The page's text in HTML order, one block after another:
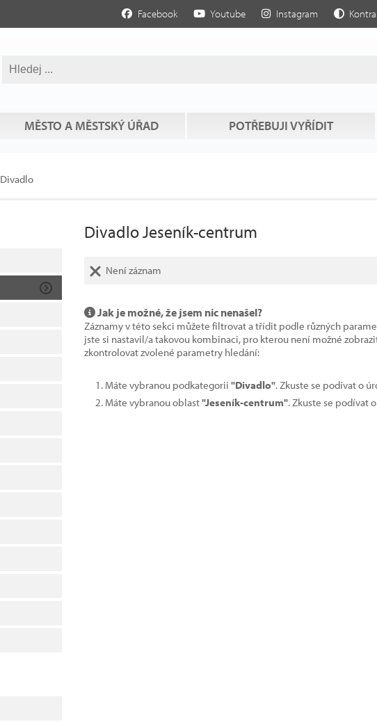
Facebook Youtube Instagram
MĚSTO A MĚSTSKÝ ÚŘAD POTŘEBUJI VYŘÍDIT
Divadlo
Divadlo Jeseník-centrum
Není záznam
Jak je možné, že jsem nic nenašel?
Záznamy v této sekci můžete filtrovat a třídit podle různých
jste si nastavil/a takovou kombinaci, pro kterou není možné
zkontrolovat zvolené parametry hledání:
Máte vybranou podkategorii "Divadlo". Zkuste se podívat o
Máte vybranou oblast"Jeseník-centrum". Zkuste se podívat